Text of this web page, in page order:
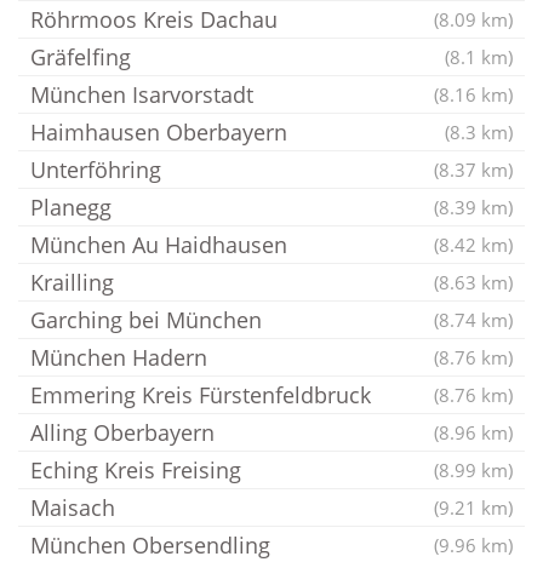
Röhrmoos Kreis Dachau (8.09 km)
Gräfelfing (8.1 km)
München Isarvorstadt (8.16 km)
Haimhausen Oberbayern (8.3 km)
Unterföhring (8.37 km)
Planegg (8.39 km)
München Au Haidhausen (8.42 km)
Krailling (8.63 km)
Garching bei München (8.74 km)
München Hadern (8.76 km)
Emmering Kreis Fürstenfeldbruck (8.76 km)
Alling Oberbayern (8.96 km)
Eching Kreis Freising (8.99 km)
Maisach (9.21 km)
München Obersendling (9.96 km)